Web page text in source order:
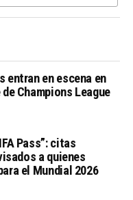
entran en escena en
Champions League
Pass”: citas
a quienes
el Mundial 2026